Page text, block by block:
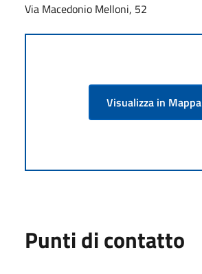
Via Macedonio Melloni, 52
Visualizza in Mappa
Punti di contatto